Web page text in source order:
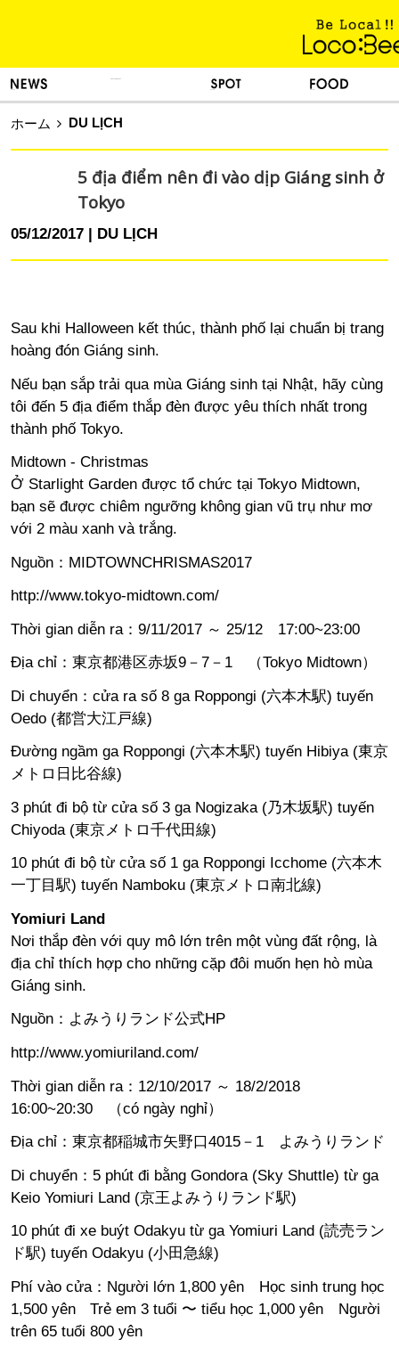
ホーム DU LỊCH
5 địa điểm nên đi vào dịp Giáng sinh ở
Tokyo
05/12/2017 DU LỊCH
Sau khi Halloween kết thúc, thành phố lại chuẩn bị trang
hoàng đón Giáng sinh.
Nếu bạn sắp trải qua mùa Giáng sinh tại Nhật, hãy cùng
tôi đến 5 địa điểm thắp đèn được yêu thích nhất trong
thành phố Tokyo.
Midtown - Christmas
Ở Starlight Garden được tổ chức tại Tokyo Midtown,
bạn sẽ được chiêm ngưỡng không gian vũ trụ như mơ
với 2 màu xanh và trắng.
Nguồn： MIDTOWNCHRISMAS2017
http://www.tokyo-midtown.com/
Thời gian diễn ra：9/11/2017 ～ 25/12 17:00~23:00
Địa chỉ：東京都港区赤坂9－7－1 （Tokyo Midtown）
Di chuyển：cửa ra số 8 ga Roppongi (六本木駅) tuyến
Oedo (都営大江戸線)
Đường ngầm ga Roppongi (六本木駅) tuyến Hibiya (東京
メトロ日比谷線)
3 phút đi bộ từ cửa số 3 ga Nogizaka (乃木坂駅) tuyến
Chiyoda (東京メトロ千代田線)
10 phút đi bộ từ cửa số 1 ga Roppongi Icchome (六本木
一丁目駅) tuyến Namboku (東京メトロ南北線)
Yomiuri Land
Nơi thắp đèn với quy mô lớn trên một vùng đất rộng, là
địa chỉ thích hợp cho những cặp đôi muốn hẹn hò mùa
Giáng sinh.
Nguồn： よみうりランド公式HP
http://www.yomiuriland.com/
Thời gian diễn ra：12/10/2017 ～ 18/2/2018
16:00~20:30 （có ngày nghỉ）
Địa chỉ：東京都稲城市矢野口4015－1 よみうりランド
Di chuyển：5 phút đi bằng Gondora (Sky Shuttle) từ ga
Keio Yomiuri Land (京王よみうりランド駅)
10 phút đi xe buýt Odakyu từ ga Yomiuri Land (読売ラン
ド駅) tuyến Odakyu (小田急線)
Phí vào cửa：Người lớn 1,800 yên Học sinh trung học
1,500 yên Trẻ em 3 tuổi 〜 tiểu học 1,000 yên Người
trên 65 tuổi 800 yên